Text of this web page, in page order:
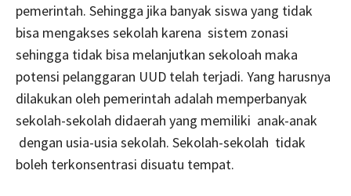
pemerintah. Sehingga jika banyak siswa yang tidak
bisa mengakses sekolah karena sistem zonasi
sehingga tidak bisa melanjutkan sekoloah maka
potensi pelanggaran UUD telah terjadi. Yang harusnya
dilakukan oleh pemerintah adalah memperbanyak
sekolah-sekolah didaerah yang memiliki anak-anak
dengan usia-usia sekolah. Sekolah-sekolah tidak
boleh terkonsentrasi disuatu tempat.